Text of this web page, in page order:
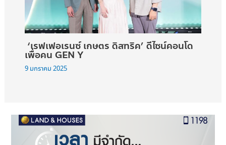
‘เรฟเฟอเรนซ์ เกษตร ดิสทริค’ ดีไซน์คอนโด
เพื่อคน GEN Y
9 มกราคม 2025